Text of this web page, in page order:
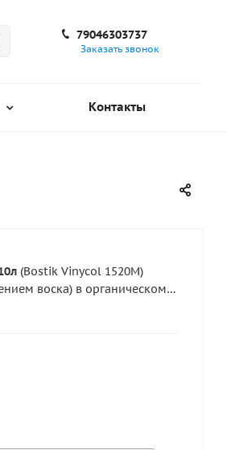
79046303737
Заказать звонок
Контакты
(Bostik Vinycol 1520М)
воска) в органическом
и быстро сохнет.
как лодки, плоты и т.п.
Виникол 1520 (Bostik
ПВХ поступает в больших